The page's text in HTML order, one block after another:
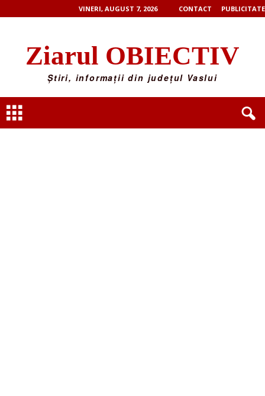
VINERI, AUGUST 7, 2026 CONTACT PUBLICITATE
Ziarul OBIECTIV
Știri, informații din județul Vaslui